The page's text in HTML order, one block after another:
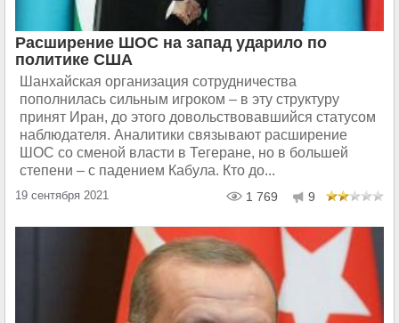
Расширение ШОС на запад ударило по
политике США
Шанхайская организация сотрудничества
пополнилась сильным игроком – в эту структуру
принят Иран, до этого довольствовавшийся статусом
наблюдателя. Аналитики связывают расширение
ШОС со сменой власти в Тегеране, но в большей
степени – с падением Кабула. Кто до...
19 сентября 2021 1 769 9